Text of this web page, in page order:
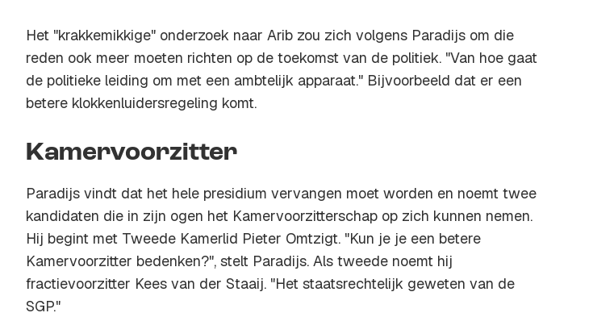
Het "krakkemikkige" onderzoek naar Arib zou zich volgens Paradijs om die
reden ook meer moeten richten op de toekomst van de politiek. "Van hoe gaat
de politieke leiding om met een ambtelijk apparaat." Bijvoorbeeld dat er een
betere klokkenluidersregeling komt.
Kamervoorzitter
Paradijs vindt dat het hele presidium vervangen moet worden en noemt twee
kandidaten die in zijn ogen het Kamervoorzitterschap op zich kunnen nemen.
Hij begint met Tweede Kamerlid Pieter Omtzigt. "Kun je je een betere
Kamervoorzitter bedenken?", stelt Paradijs. Als tweede noemt hij
fractievoorzitter Kees van der Staaij. "Het staatsrechtelijk geweten van de
SGP."